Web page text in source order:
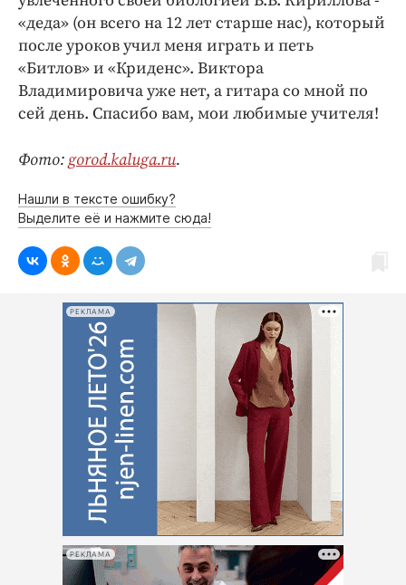
«деда» (он всего на 12 лет старше нас), который
после уроков учил меня играть и петь
«Битлов» и «Криденс». Виктора
Владимировича уже нет, а гитара со мной по
сей день. Спасибо вам, мои любимые учителя!
Фото:gorod.kaluga.ru.
Нашли в тексте ошибку?
Выделите её и нажмите сюда!
РЕКЛАМА
РЕКЛАМА